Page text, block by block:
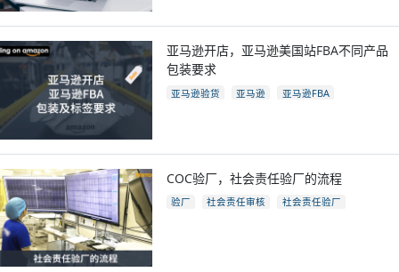
亚马逊开店，亚马逊美国站FBA不同产品
包装要求
亚马逊验货 亚马逊
亚马逊FBA
COC验厂，社会责任验厂的流程
验厂 社会责任审核
社会责任验厂